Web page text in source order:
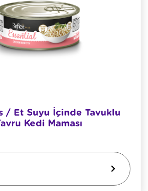
/ Et Suyu İçinde Tavuklu
Kedi Maması